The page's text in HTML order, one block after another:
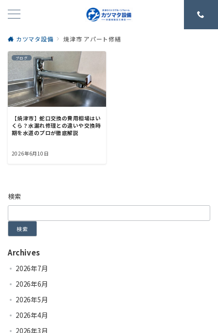
カツマタ設備 焼津市 アパート修繕
ブログ
【焼津市】蛇口交換の費用相場はい
くら？水漏れ修理との違いや交換時
期を水道のプロが徹底解説
2026年6月10日
検索
検索
Archives
2026年7月
2026年6月
2026年5月
2026年4月
2026年3月